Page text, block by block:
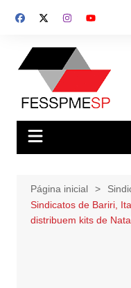
para
conteúdo
Página inicial
Sindicatos de Bariri,
distribuem kits de